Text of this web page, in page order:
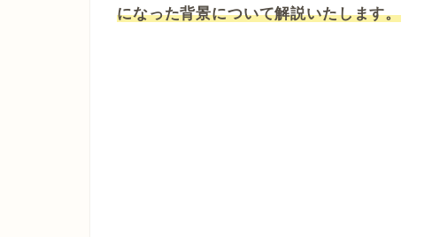
になった背景について解説いたします。